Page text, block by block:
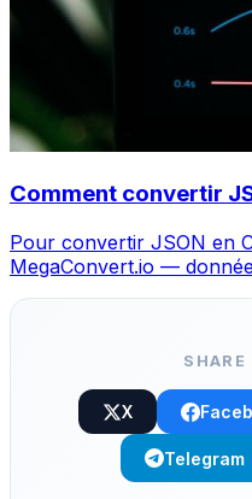
Comment convertir
Pour convertir JSON en
MegaConvert.io —
X
Telegram